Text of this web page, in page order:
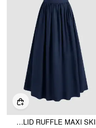
COTTON-BLEND MID RISE SOLID RUFFLE MAXI SKIRT